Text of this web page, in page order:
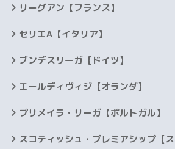
リーグアン【フランス】
セリエA【イタリア】
ブンデスリーガ【ドイツ】
エールディヴィジ【オランダ】
プリメイラ・リーガ【ポルトガル】
スコティッシュ・プレミアシップ【ス